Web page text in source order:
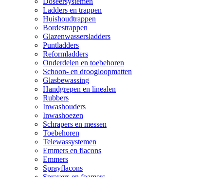
Ladders en trappen
Huishoudtrappen
Bordestrappen
Glazenwassersladders
Puntladders
Reformladders
Onderdelen en toebehoren
Schoon- en droogloopmatten
Glasbewassing
Handgrepen en linealen
Rubbers
Inwashouders
Inwashoezen
Schrapers en messen
Toebehoren
Telewassystemen
Emmers en flacons
Emmers
Sprayflacons